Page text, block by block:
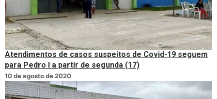
Atendimentos de casos suspeitos de Covid-19 seguem
para Pedro I a partir de segunda (17)
10 de agosto de 2020